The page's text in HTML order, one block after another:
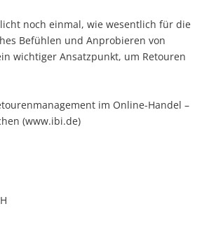
noch einmal, wie wesentlich für die
Befühlen und Anprobieren von
wichtiger Ansatzpunkt, um Retouren
im Online-Handel –
(www.ibi.de)